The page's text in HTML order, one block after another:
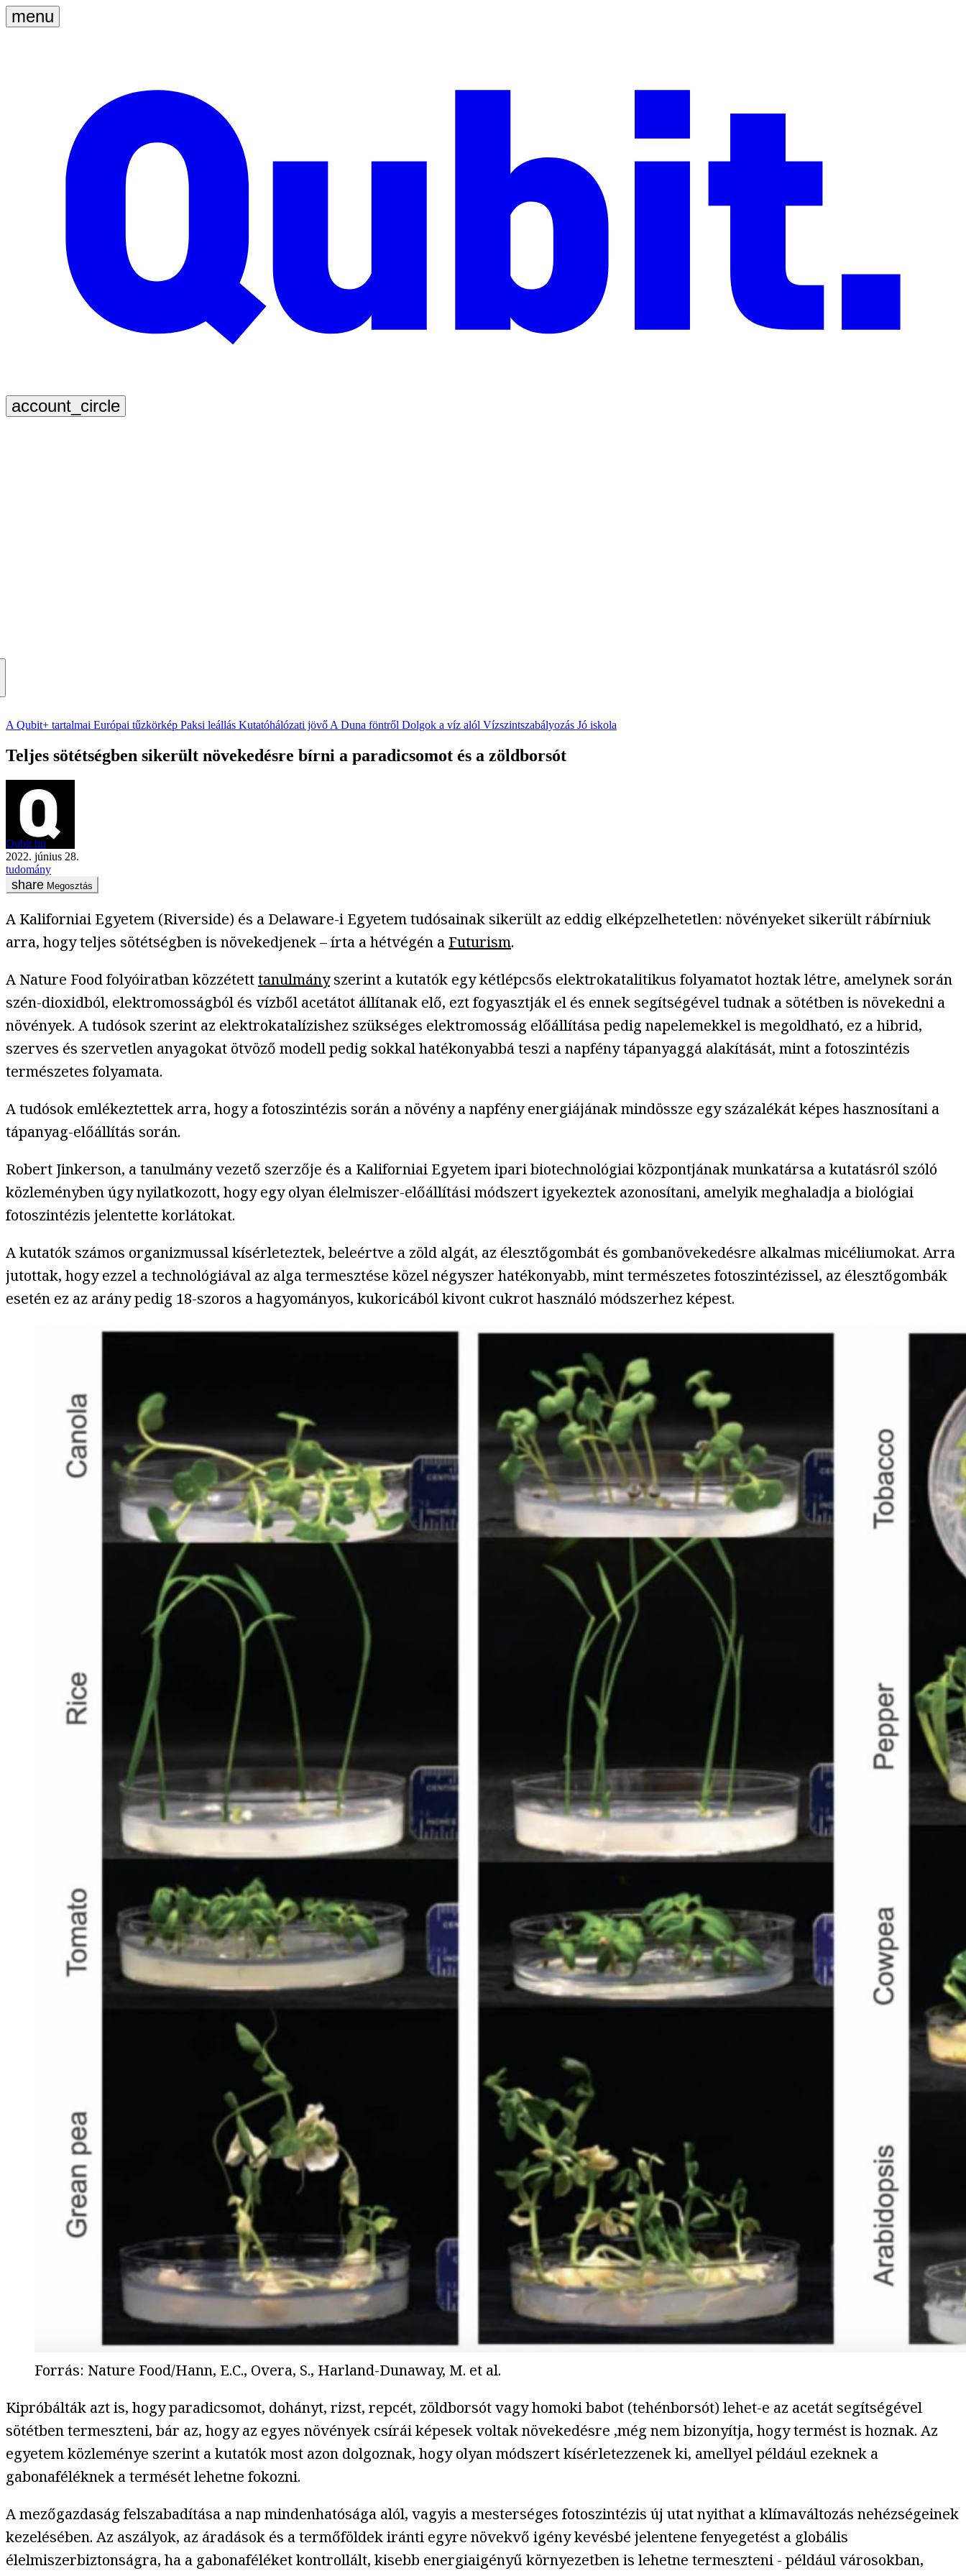
A Qubit+ tartalmai Európai tűzkörkép Paksi leállás Kutatóhálózati jövő A Duna föntről Dolgok a víz alól Vízszintszabályozás Jó iskola
Teljes sötétségben sikerült növekedésre bírni a paradicsomot és a zöldborsót
Qubit.hu
2022. június 28.
tudomány
Megosztás
A Kaliforniai Egyetem (Riverside) és a Delaware-i Egyetem tudósainak sikerült az eddig elképzelhetetlen: növényeket sikerült rábírniuk
arra, hogy teljes sötétségben is növekedjenek – írta a hétvégén a Futurism.
A Nature Food folyóiratban közzétetttanulmányszerint a kutatók egy kétlépcsős elektrokatalitikus folyamatot hoztak létre, amelynek során
szén-dioxidból, elektromosságból és vízből acetátot állítanak elő, ezt fogyasztják el és ennek segítségével tudnak a sötétben is növekedni a
növények. A tudósok szerint az elektrokatalízishez szükséges elektromosság előállítása pedig napelemekkel is megoldható, ez a hibrid,
szerves és szervetlen anyagokat ötvöző modell pedig sokkal hatékonyabbá teszi a napfény tápanyaggá alakítását, mint a fotoszintézis
természetes folyamata.
A tudósok emlékeztettek arra, hogy a fotoszintézis során a növény a napfény energiájának mindössze egy százalékát képes hasznosítani a
tápanyag-előállítás során.
Robert Jinkerson, a tanulmány vezető szerzője és a Kaliforniai Egyetem ipari biotechnológiai központjának munkatársa a kutatásról szóló
közleményben úgy nyilatkozott, hogy egy olyan élelmiszer-előállítási módszert igyekeztek azonosítani, amelyik meghaladja a biológiai
fotoszintézis jelentette korlátokat.
A kutatók számos organizmussal kísérleteztek, beleértve a zöld algát, az élesztőgombát és gombanövekedésre alkalmas micéliumokat. Arra
jutottak, hogy ezzel a technológiával az alga termesztése közel négyszer hatékonyabb, mint természetes fotoszintézissel, az élesztőgombák
esetén ez az arány pedig 18-szoros a hagyományos, kukoricából kivont cukrot használó módszerhez képest.
Forrás: Nature Food/Hann, E.C., Overa, S., Harland-Dunaway, M. et al.
Kipróbálták azt is, hogy paradicsomot, dohányt, rizst, repcét, zöldborsót vagy homoki babot (tehénborsót) lehet-e az acetát segítségével
sötétben termeszteni, bár az, hogy az egyes növények csírái képesek voltak növekedésre ,még nem bizonyítja, hogy termést is hoznak. Az
egyetem közleménye szerint a kutatók most azon dolgoznak, hogy olyan módszert kísérletezzenek ki, amellyel például ezeknek a
gabonaféléknek a termését lehetne fokozni.
A mezőgazdaság felszabadítása a nap mindenhatósága alól, vagyis a mesterséges fotoszintézis új utat nyithat a klímaváltozás nehézségeinek
kezelésében. Az aszályok, az áradások és a termőföldek iránti egyre növekvő igény kevésbé jelentene fenyegetést a globális
élelmiszerbiztonságra, ha a gabonaféléket kontrollált, kisebb energiaigényű környezetben is lehetne termeszteni - például városokban,